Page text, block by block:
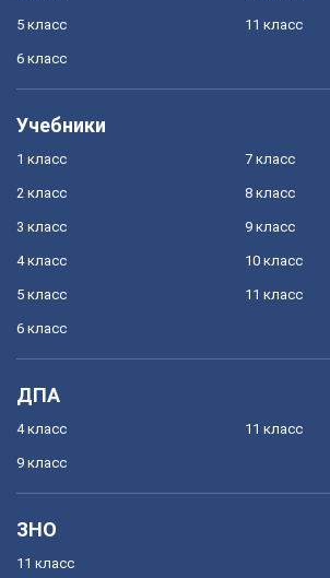
5 класс
6 класс
11 класс
Учебники
1 класс
2 класс
3 класс
4 класс
5 класс
6 класс
7 класс
8 класс
9 класс
10 класс
11 класс
ДПА
4 класс
9 класс
11 класс
ЗНО
11 класс